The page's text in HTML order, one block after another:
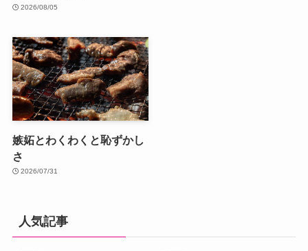
2026/08/05
嫉妬とわくわくと恥ずかし
さ
2026/07/31
人気記事